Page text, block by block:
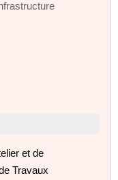
et de
Travaux